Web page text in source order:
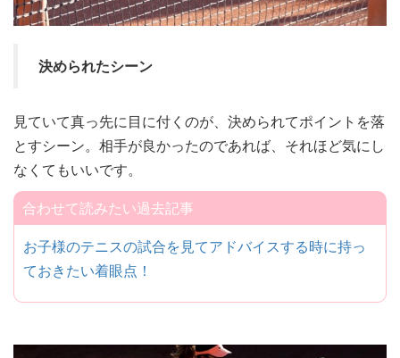
決められたシーン
見ていて真っ先に目に付くのが、決められてポイントを落
とすシーン。相手が良かったのであれば、それほど気にし
なくてもいいです。
合わせて読みたい過去記事
お子様のテニスの試合を見てアドバイスする時に持っ
ておきたい着眼点！